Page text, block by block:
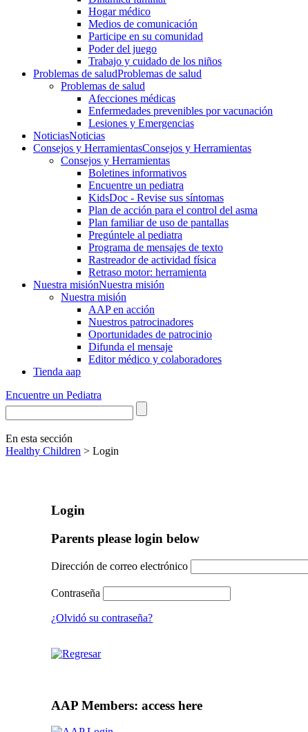
Hogar médico
Medios de comunicación
Participe en su comunidad
Poder del juego
Trabajo y cuidado de los niños
Problemas de saludProblemas de salud
Problemas de salud
Afecciones médicas
Enfermedades prevenibles por vacunación
Lesiones y Emergencias
NoticiasNoticias
Consejos y HerramientasConsejos y Herramientas
Consejos y Herramientas
Boletines informativos
Encuentre un pediatra
KidsDoc - Revise sus síntomas
Plan de acción para el control del asma
Plan familiar de uso de pantallas
Pregúntele al pediatra
Programa de mensajes de texto
Rastre​​ador de activida​d física
Retraso motor: herramienta
Nuestra misiónNuestra misión
Nuestra misión
AAP en acción
Nuestros patrocinadores
Oportunidades de patrocinio
Difunda el mensaje
Editor médico y colaboradores
Tienda aap
Encuentre un Pediatra
En esta sección
Healthy Children > Login
Login
Parents please login below
Dirección de correo electrónico
Contraseña
¿Olvidó su contraseña?
AAP Members: access here